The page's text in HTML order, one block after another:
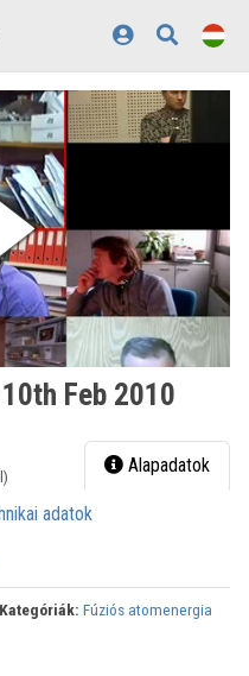
Feb 2010
Alapadatok
adatok
Kategóriák: Fúziós atomenergia